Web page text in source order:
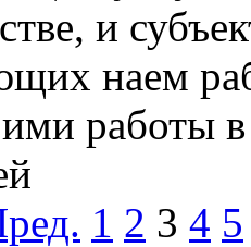
и
наем
работы
1 2 3 4 5